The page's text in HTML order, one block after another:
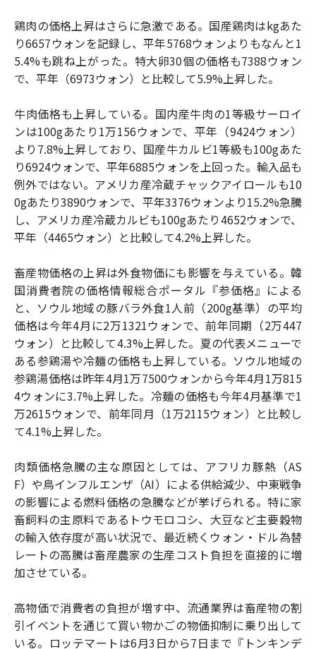
鶏肉の価格上昇はさらに急激である。国産鶏肉はkgあた
り6657ウォンを記録し、平年5768ウォンよりもなんと1
5.4%も跳ね上がった。特大卵30個の価格も7388ウォン
で、平年（6973ウォン）と比較して5.9%上昇した。
牛肉価格も上昇している。国内産牛肉の1等級サーロイ
ンは100gあたり1万156ウォンで、平年（9424ウォン）
より7.8%上昇しており、国産牛カルビ1等級も100gあた
り6924ウォンで、平年6885ウォンを上回った。輸入品も
例外ではない。アメリカ産冷蔵チャックアイロールも10
0gあたり3890ウォンで、平年3376ウォンより15.2%急騰
し、アメリカ産冷蔵カルビも100gあたり4652ウォンで、
平年（4465ウォン）と比較して4.2%上昇した。
畜産物価格の上昇は外食物価にも影響を与えている。韓
国消費者院の価格情報総合ポータル『参価格』による
と、ソウル地域の豚バラ外食1人前（200g基準）の平均
価格は今年4月に2万1321ウォンで、前年同期（2万447
ウォン）と比較して4.3%上昇した。夏の代表メニューで
ある参鶏湯や冷麺の価格も上昇している。ソウル地域の
参鶏湯価格は昨年4月1万7500ウォンから今年4月1万815
4ウォンに3.7%上昇した。冷麺の価格も今年4月基準で1
万2615ウォンで、前年同月（1万2115ウォン）と比較し
て4.1%上昇した。
肉類価格急騰の主な原因としては、アフリカ豚熱（AS
F）や鳥インフルエンザ（AI）による供給減少、中東戦争
の影響による燃料価格の急騰などが挙げられる。特に家
畜飼料の主原料であるトウモロコシ、大豆など主要穀物
の輸入依存度が高い状況で、最近続くウォン・ドル為替
レートの高騰は畜産農家の生産コスト負担を直接的に増
加させている。
高物価で消費者の負担が増す中、流通業界は畜産物の割
引イベントを通じて買い物かごの物価抑制に乗り出して
いる。ロッテマートは6月3日から7日まで『トンキンデ